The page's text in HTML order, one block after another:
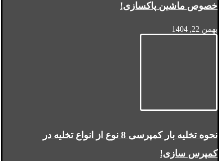
خصوص ماشین پاکسازی!
بهمن 22, 1404
نحوه تخلیه بار کمپرسی 8 نوع از انواع تخلیه در
کمپرس سازی!